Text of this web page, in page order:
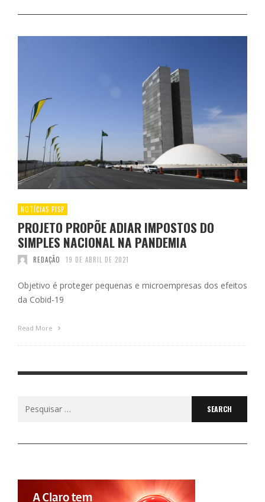
NOTÍCIAS PISP
PROJETO PROPÕE ADIAR IMPOSTOS DO
SIMPLES NACIONAL NA PANDEMIA
REDAÇÃO 19 DE ABRIL DE 2021
Objetivo é proteger pequenas e microempresas dos efeitos
da Cobid-19
Read More